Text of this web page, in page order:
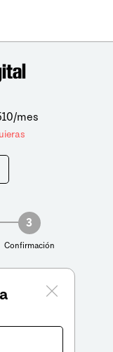
mes
3
Confirmación